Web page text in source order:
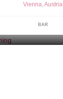
Vienna,Austria
BAR